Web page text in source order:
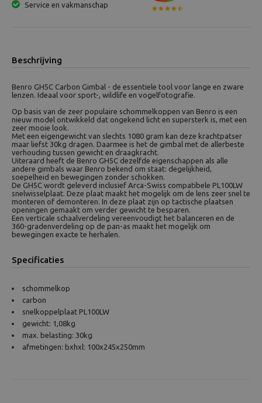
Service en vakmanschap
Beschrijving
Benro GH5C Carbon Gimbal - de essentiele tool voor lange en zware
lenzen. Ideaal voor sport-, wildlife en vogelfotografie.
Op basis van de zeer populaire schommelkoppen van Benro is een
nieuw model ontwikkeld dat ongekend licht en supersterk is, met een
zeer mooie look.
Met een eigengewicht van slechts 1080 gram kan deze krachtpatser
maar liefst 30kg dragen. Daarmee is het de gimbal met de allerbeste
verhouding tussen gewicht en draagkracht.
Uiteraard heeft de Benro GH5C dezelfde eigenschappen als alle
andere gimbals waar Benro bekend om staat: degelijkheid,
soepelheid en bewegingen zonder schokken.
De GH5C wordt geleverd inclusief Arca-Swiss compatibele PL100LW
snelwisselplaat. Deze plaat maakt het mogelijk om de lens zeer snel te
monteren of demonteren. In deze plaat zijn op tactische plaatsen
openingen gemaakt om verder gewicht te besparen.
Een verticale schaalverdeling vereenvoudigt het balanceren en de
360-gradenverdeling op de pan-as maakt het mogelijk om
bewegingen exacte te herhalen.
Specificaties
schommelkop
carbon
snelkoppelplaat PL100LW
gewicht: 1,08kg
max. belasting: 30kg
afmetingen: bxhxl: 100x245x250mm